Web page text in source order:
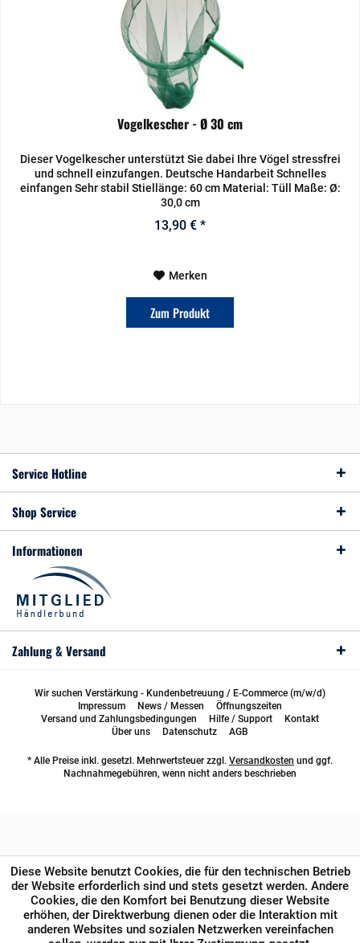
Vogelkescher - Ø 30 cm
Dieser Vogelkescher unterstützt Sie dabei Ihre Vögel stressfrei
und schnell einzufangen. Deutsche Handarbeit Schnelles
einfangen Sehr stabil Stiellänge: 60 cm Material: Tüll Maße: Ø:
30,0 cm
13,90 € *
Merken
Zum Produkt
Service Hotline
Shop Service
Informationen
Zahlung & Versand
Wir suchen Verstärkung - Kundenbetreuung / E-Commerce (m/w/d)
Impressum
News / Messen
Öffnungszeiten
Versand und Zahlungsbedingungen
Hilfe / Support
Kontakt
Über uns
Datenschutz AGB
* Alle Preise inkl. gesetzl. Mehrwertsteuer zzgl. Versandkosten und ggf.
Nachnahmegebühren, wenn nicht anders beschrieben
Diese Website benutzt Cookies, die für den technischen Betrieb
der Website erforderlich sind und stets gesetzt werden. Andere
Cookies, die den Komfort bei Benutzung dieser Website
erhöhen, der Direktwerbung dienen oder die Interaktion mit
anderen Websites und sozialen Netzwerken vereinfachen